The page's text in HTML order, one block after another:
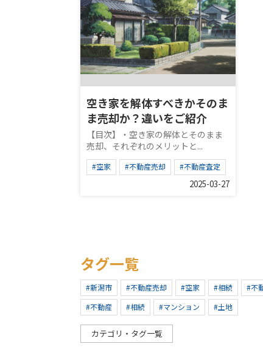
空き家を解体すべきかそのま
ま売却か？違いをご紹介
【目次】・空き家の解体とそのまま
売却、それぞれのメリットと...
#空家 #不動産売却 #不動産査定
2025-03-27
タグ一覧
#新潟市 #不動産売却 #空家 #相続 #不
#不動産
#相続 #マンション #土地
カテゴリ・タグ一覧